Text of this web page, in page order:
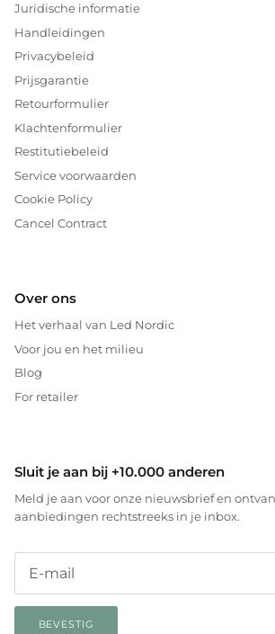
Juridische informatie
Handleidingen
Privacybeleid
Prijsgarantie
Retourformulier
Klachtenformulier
Restitutiebeleid
Service voorwaarden
Cookie Policy
Cancel Contract
Over ons
Het verhaal van Led Nordic
Voor jou en het milieu
Blog
For retailer
Sluit je aan bij +10.000 anderen
Meld je aan voor onze nieuwsbrief en
aanbiedingen rechtstreeks in je inbox.
BEVESTIG